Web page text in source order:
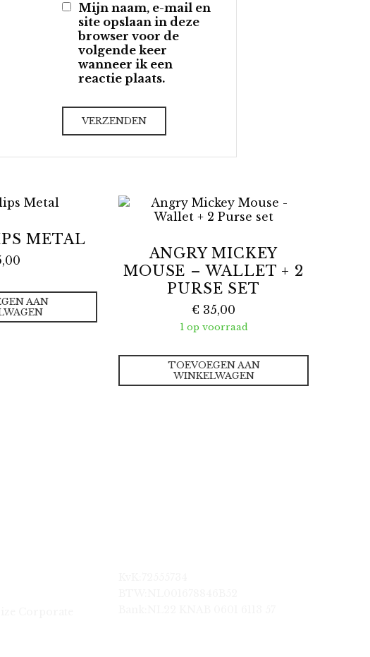
Mijn naam, e-mail en
site opslaan in deze
browser voor de
volgende keer
wanneer ik een
reactie plaats.
METAL
AAN
ANGRY MICKEY
MOUSE – WALLET + 2
PURSE SET
€ 35,00
1 op voorraad
TOEVOEGEN AAN
WINKELWAGEN